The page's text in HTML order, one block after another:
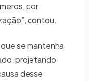
por
contou.
se mantenha
projetando
desse